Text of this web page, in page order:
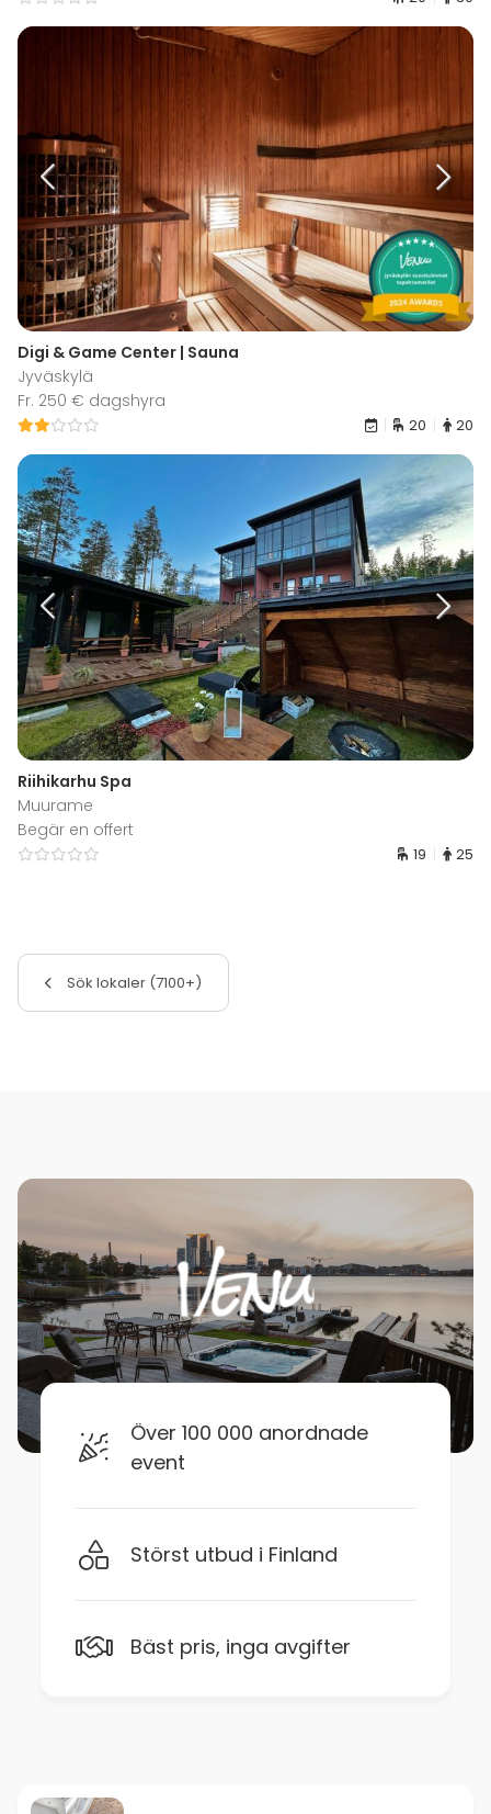
Digi & Game Center | Sauna
Jyväskylä
Fr. 250 € dagshyra
20 20
Riihikarhu Spa
Muurame
Begär en offert
19 25
Sök lokaler (7100+)
Över 100 000 anordnade
event
Störst utbud i Finland
Bäst pris, inga avgifter